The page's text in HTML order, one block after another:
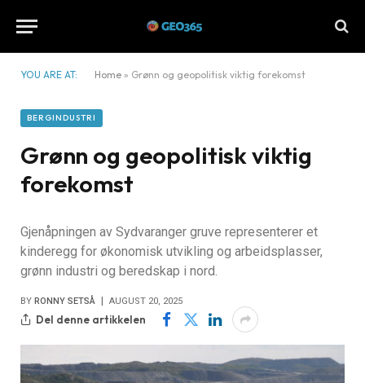
YOU ARE AT: Home » Grønn og geopolitisk viktig forekomst
BERGINDUSTRI
Grønn og geopolitisk viktig
forekomst
Gjenåpningen av Sydvaranger gruve representerer et
kinderegg for økonomisk utvikling og arbeidsplasser,
grønn industri og beredskap i nord.
BY RONNY SETSÅ AUGUST 20, 2025
Del denne artikkelen